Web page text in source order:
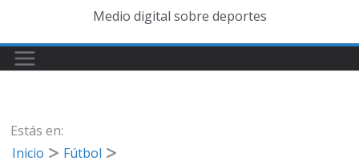
Medio digital sobre deportes
Estás en:
Inicio
Fútbol